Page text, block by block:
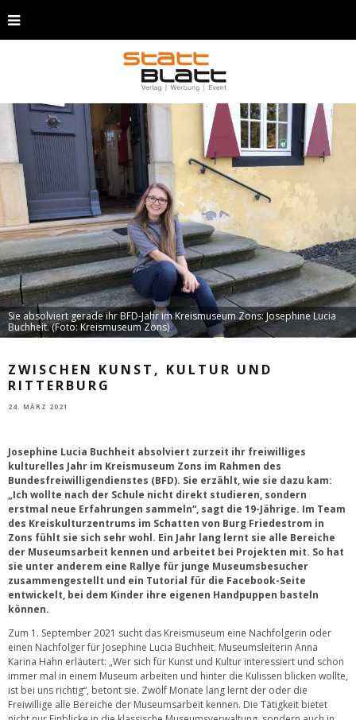
Sie absolviert gerade ihr BFD-Jahr im Kreismuseum Zons: Josephine Lucia
Buchheit. (Foto: Kreismuseum Zons)
ZWISCHEN KUNST, KULTUR UND
RITTERBURG
24. MÄRZ 2021
Josephine Lucia Buchheit absolviert zurzeit ihr freiwilliges
kulturelles Jahr im Kreismuseum Zons im Rahmen des
Bundesfreiwilligendienstes (BFD). Sie erzählt, wie sie dazu kam:
„Ich wollte nach der Schule nicht direkt studieren, sondern
erstmal neue Erfahrungen sammeln“, sagt die 19-Jährige. Im Team
des Kreiskulturzentrums im Schatten von Burg Friedestrom in
Zons fühlt sie sich sehr wohl. Ein Jahr lang lernt sie alle Bereiche
der Museumsarbeit kennen und arbeitet bei Projekten mit. So hat
sie unter anderem eine Rallye für junge Museumsbesucher
zusammengestellt und ein Tutorial für die Facebook-Seite
entwickelt, bei dem Kinder ihre eigenen Handpuppen basteln
können.
Zum 1. September 2021 sucht das Kreismuseum eine Nachfolgerin oder
einen Nachfolger für Josephine Lucia Buchheit. Museumsleiterin Anna
Karina Hahn erläutert: „Wer sich für Kunst und Kultur interessiert und schon
immer mal in einem Museum arbeiten und hinter die Kulissen blicken wollte,
ist bei uns richtig“, betont sie. Zwölf Monate lang lernt der oder die
Freiwillige alle Bereiche der Museumsarbeit kennen. Die Tätigkeit bietet